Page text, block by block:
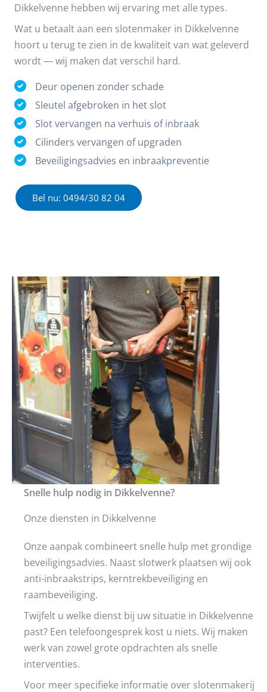
Dikkelvenne hebben wij ervaring met alle types.
Wat u betaalt aan een slotenmaker in Dikkelvenne
hoort u terug te zien in de kwaliteit van wat geleverd
wordt — wij maken dat verschil hard.
Deur openen zonder schade
Sleutel afgebroken in het slot
Slot vervangen na verhuis of inbraak
Cilinders vervangen of upgraden
Beveiligingsadvies en inbraakpreventie
Bel nu: 0494/30 82 04
Snelle hulp nodig in Dikkelvenne?
Onze diensten in Dikkelvenne
Onze aanpak combineert snelle hulp met grondige
beveiligingsadvies. Naast slotwerk plaatsen wij ook
anti-inbraakstrips, kerntrekbeveiliging en
raambeveiliging.
Twijfelt u welke dienst bij uw situatie in Dikkelvenne
past? Een telefoongesprek kost u niets. Wij maken
werk van zowel grote opdrachten als snelle
interventies.
Voor meer specifieke informatie over slotenmakerij